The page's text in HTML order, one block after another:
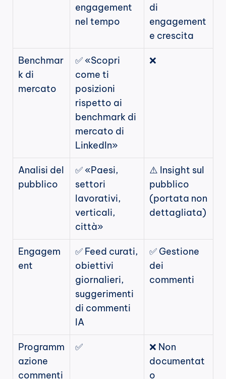
engagement
nel tempo
di
engagement
e crescita
Benchmar
k di
mercato
✅ «Scopri
come ti
posizioni
rispetto ai
benchmark di
mercato di
LinkedIn»
❌
Analisi del
pubblico
✅ «Paesi,
settori
lavorativi,
verticali,
città»
⚠️ Insight sul
pubblico
(portata non
dettagliata)
Engagem
ent
✅ Feed curati,
obiettivi
giornalieri,
suggerimenti
di commenti
IA
✅ Gestione
dei
commenti
Programm
azione
commenti
✅
❌ Non
documentat
o